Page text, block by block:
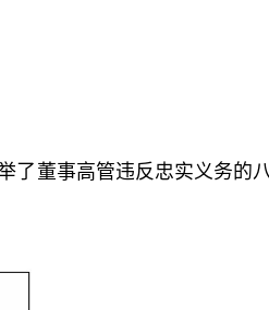
董事高管违反忠实义务的八